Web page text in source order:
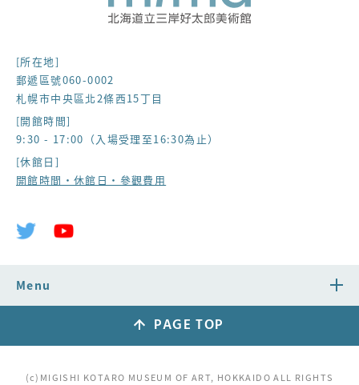
[所在地]
郵遞區號060-0002
札幌市中央區北2條西15丁目
[開館時間]
9:30 - 17:00（入場受理至16:30為止）
[休館日]
開館時間・休館日・參觀費用
Menu
PAGE TOP
(c)MIGISHI KOTARO MUSEUM OF ART, HOKKAIDO ALL RIGHTS